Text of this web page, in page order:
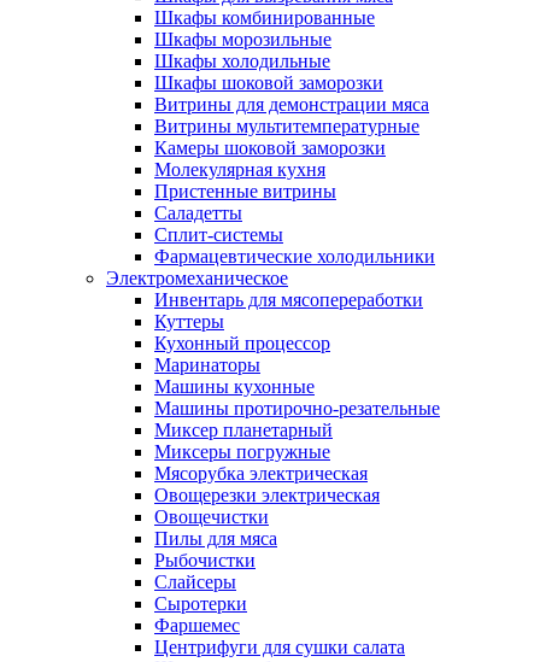
Шкафы комбинированные
Шкафы морозильные
Шкафы холодильные
Шкафы шоковой заморозки
Витрины для демонстрации мяса
Витрины мультитемпературные
Камеры шоковой заморозки
Молекулярная кухня
Пристенные витрины
Саладетты
Сплит-системы
Фармацевтические холодильники
Электромеханическое
Инвентарь для мясопереработки
Куттеры
Кухонный процессор
Маринаторы
Машины кухонные
Машины протирочно-резательные
Миксер планетарный
Миксеры погружные
Мясорубка электрическая
Овощерезки электрическая
Овощечистки
Пилы для мяса
Рыбочистки
Слайсеры
Сыротерки
Фаршемес
Центрифуги для сушки салата